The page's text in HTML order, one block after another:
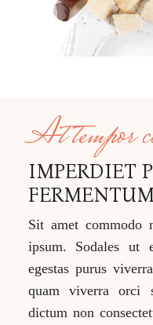
At tempor
IMPERDIET
Sit amet commodo
ipsum. Sodales ut
egestas purus
quam viverra orci
dictum non